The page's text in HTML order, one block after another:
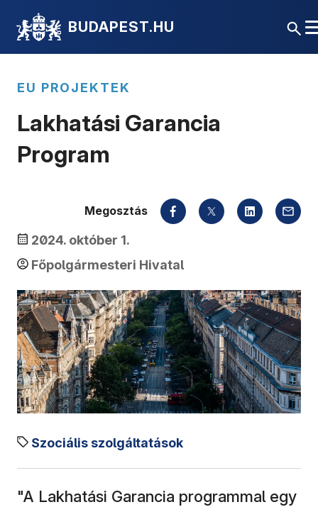
BUDAPEST.HU
EU PROJEKTEK
Lakhatási Garancia
Program
2024. október 1.
Főpolgármesteri Hivatal
Szociális szolgáltatások
Megosztás
"A Lakhatási Garancia programmal egy